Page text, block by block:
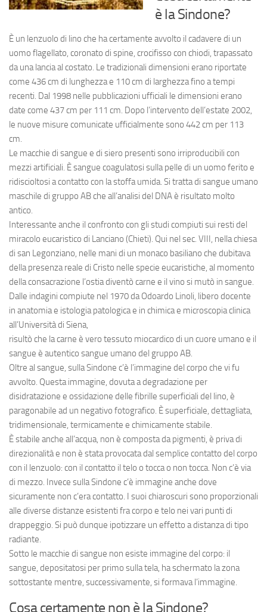
è la Sindone?
È un lenzuolo di lino che ha certamente avvolto il cadavere di un
uomo flagellato, coronato di spine, crocifisso con chiodi, trapassato
da una lancia al costato. Le tradizionali dimensioni erano riportate
come 436 cm di lunghezza e 110 cm di larghezza fino a tempi
recenti. Dal 1998 nelle pubblicazioni ufficiali le dimensioni erano
date come 437 cm per 111 cm. Dopo l’intervento dell’estate 2002,
le nuove misure comunicate ufficialmente sono 442 cm per 113
cm.
Le macchie di sangue e di siero presenti sono irriproducibili con
mezzi artificiali. È sangue coagulatosi sulla pelle di un uomo ferito e
ridiscioltosi a contatto con la stoffa umida. Si tratta di sangue umano
maschile di gruppo AB che all’analisi del DNA è risultato molto
antico.
Interessante anche il confronto con gli studi compiuti sui resti del
miracolo eucaristico di Lanciano (Chieti). Qui nel sec. VIII, nella chiesa
di san Legonziano, nelle mani di un monaco basiliano che dubitava
della presenza reale di Cristo nelle specie eucaristiche, al momento
della consacrazione l’ostia diventò carne e il vino si mutò in sangue.
Dalle indagini compiute nel 1970 da Odoardo Linoli, libero docente
in anatomia e istologia patologica e in chimica e microscopia clinica
all’Università di Siena,
risultò che la carne è vero tessuto miocardico di un cuore umano e il
sangue è autentico sangue umano del gruppo AB.
Oltre al sangue, sulla Sindone c’è l’immagine del corpo che vi fu
avvolto. Questa immagine, dovuta a degradazione per
disidratazione e ossidazione delle fibrille superficiali del lino, è
paragonabile ad un negativo fotografico. È superficiale, dettagliata,
tridimensionale, termicamente e chimicamente stabile.
È stabile anche all’acqua, non è composta da pigmenti, è priva di
direzionalità e non è stata provocata dal semplice contatto del corpo
con il lenzuolo: con il contatto il telo o tocca o non tocca. Non c’è via
di mezzo. Invece sulla Sindone c’è immagine anche dove
sicuramente non c’era contatto. I suoi chiaroscuri sono proporzionali
alle diverse distanze esistenti fra corpo e telo nei vari punti di
drappeggio. Si può dunque ipotizzare un effetto a distanza di tipo
radiante.
Sotto le macchie di sangue non esiste immagine del corpo: il
sangue, depositatosi per primo sulla tela, ha schermato la zona
sottostante mentre, successivamente, si formava l’immagine.
Cosa certamente non è la Sindone?